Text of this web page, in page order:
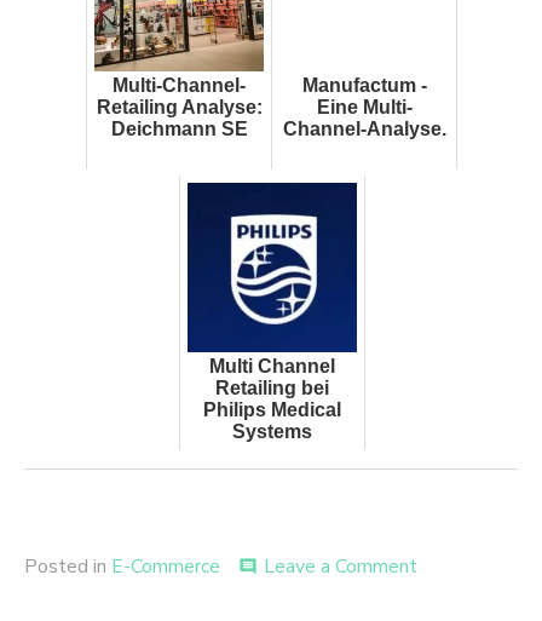
Multi-Channel-
Retailing Analyse:
Deichmann SE
Manufactum -
Eine Multi-
Channel-Analyse.
Multi Channel
Retailing bei
Philips Medical
Systems
Posted in E-Commerce comment Leave a Commenton